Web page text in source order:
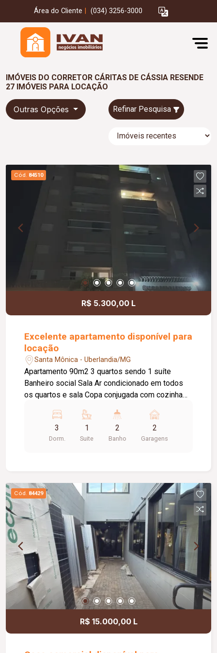
Área do Cliente (034) 3256-3000
IMÓVEIS DO CORRETOR CÁRITAS DE CÁSSIA RESENDE
27 IMÓVEIS PARA LOCAÇÃO
Outras Opções Refinar Pesquisa
Cód. 84510
R$ 5.300,00 L
Excelente apartamento disponível para
locação
Santa Mônica - Uberlandia/MG
Apartamento 90m2 3 quartos sendo 1 suíte
Banheiro social Sala Ar condicionado em todos
os quartos e sala Copa conjugada com cozinha
carvão 2 elevadores Garagem 2 carros
3
Dorm.
1
Suite
2
Banho
2
Garagens
Cód. 84429
R$ 15.000,00 L